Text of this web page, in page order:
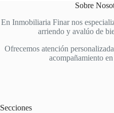
Sobre
En Inmobiliaria Finar nos
arriendo y avalúo de
Ofrecemos atención
acompañamiento
Secciones